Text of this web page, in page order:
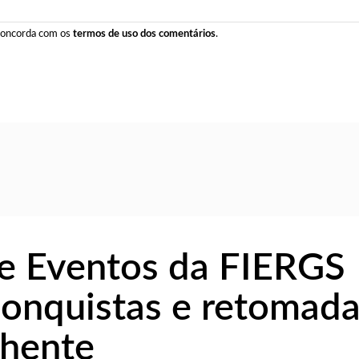
com os termos de uso dos comentários.
Eventos da FIERGS
e